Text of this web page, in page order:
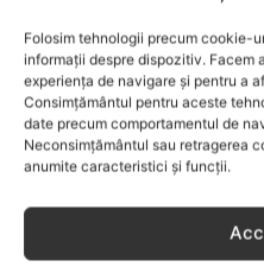
Folosim tehnologii precum cookie-
informații despre dispozitiv. Facem
experiența de navigare și pentru a
Consimțământul pentru aceste
date precum comportamentul de
Neconsimțământul sau retragerea
anumite caracteristici și funcții.
anumitor probleme de
copiilor, cât şi
RELATED POSTS